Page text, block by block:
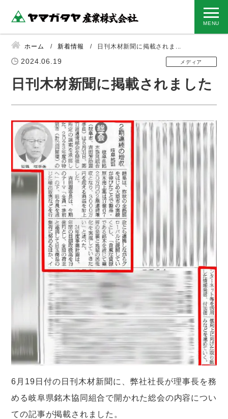
ホーム 新着情報 日刊木材新聞に掲載されま...
2024.06.19 メディア
日刊木材新聞に掲載されました
6月19日付の日刊木材新聞に、弊社社長が理事長を務
める岐阜県銘木協同組合で開かれた総会の内容につい
ての記事が掲載されました。